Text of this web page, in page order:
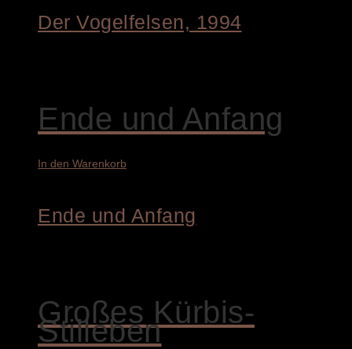
Der Vogelfelsen, 1994
Ende und Anfang
In den Warenkorb
Ende und Anfang
Großes Kürbis-
Stilleben